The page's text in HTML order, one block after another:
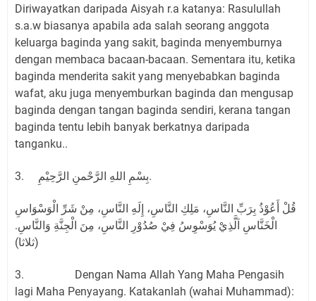
Diriwayatkan daripada Aisyah r.a katanya: Rasulullah
s.a.w biasanya apabila ada salah seorang anggota
keluarga baginda yang sakit, baginda menyemburnya
dengan membaca bacaan-bacaan. Sementara itu, ketika
baginda menderita sakit yang menyebabkan baginda
wafat, aku juga menyemburkan baginda dan mengusap
baginda dengan tangan baginda sendiri, kerana tangan
baginda tentu lebih banyak berkatnya daripada
tanganku..
3. بِسْمِ اللهِ الرَّحْمنِ الرَّحِيْمِ.
قُلْ أَعُوْذُ بِرَبِّ النَّاسِ، مَلِكِ النَّاسِ، إِلَهِ النَّاسِ، مِنْ شَرِّ الْوَسْوَاسِ
الْخَنَّاسِ اَلَّذِيْ يُوَسْوِسُ فِيْ صُدُوْرِ النَّاسِ، مِنَ الْجِنَّةِ وَالنَّاسِ.
3. Dengan Nama Allah Yang Maha Pengasih
lagi Maha Penyayang. Katakanlah (wahai Muhammad):